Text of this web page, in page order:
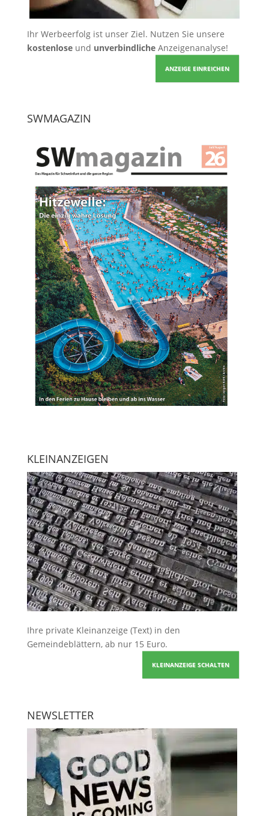
Ihr Werbeerfolg ist unser Ziel. Nutzen Sie unsere
kostenloseund unverbindlicheAnzeigenanalyse!
ANZEIGE EINREICHEN
SWMAGAZIN
KLEINANZEIGEN
Ihre private Kleinanzeige (Text) in den
Gemeindeblättern, ab nur 15 Euro.
KLEINANZEIGE SCHALTEN
NEWSLETTER